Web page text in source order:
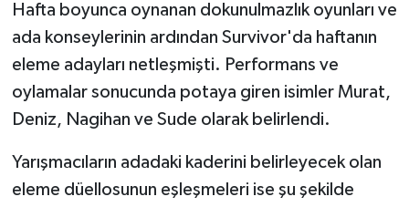
Hafta boyunca oynanan dokunulmazlık oyunları ve
ada konseylerinin ardından Survivor'da haftanın
eleme adayları netleşmişti. Performans ve
oylamalar sonucunda potaya giren isimler Murat,
Deniz, Nagihan ve Sude olarak belirlendi.
Yarışmacıların adadaki kaderini belirleyecek olan
eleme düellosunun eşleşmeleri ise şu şekilde